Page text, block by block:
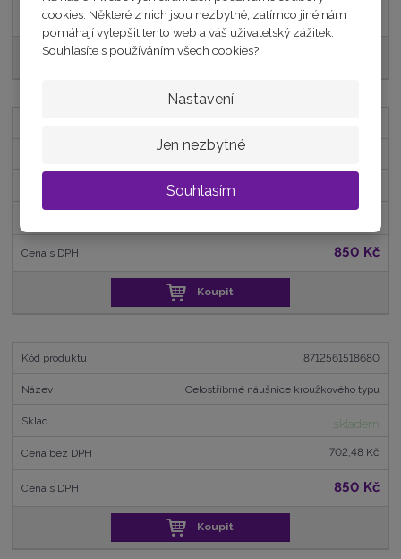
cookies. Některé z nich jsou nezbytné, zatímco jiné nám
pomáhají vylepšit tento web a váš uživatelský zážitek.
Souhlasíte s používáním všech cookies?
Nastavení
Jen nezbytné
Souhlasím
250 Kč
Koupit
Stříbrné náušnice se zirkony
850 Kč
Koupit
8712561518680
Celostříbrné náušnice kroužkového typu
skladem
702,48 Kč
850 Kč
Koupit